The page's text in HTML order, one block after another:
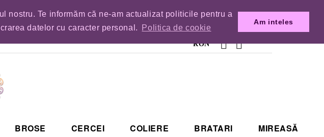
nostru. Te informăm că ne-am actualizat politicile pentru a
datelor cu caracter personal.
Politica de cookie
Am inteles
VA RUGAM SA VA PLASATI COMENZILE DIN TIMP.
RON
BROSE CERCEI COLIERE BRATARI
MIREASĂ